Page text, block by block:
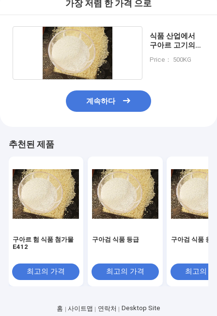
가장 저렴 한 가격 으로
식품 산업에서
구아르 고기의
Price： 500KG
계속하다
추천된 제품
구아르 험 식품 첨가물
E412
최고의 가격
구아검 식품 등급
최고의 가격
구아검 식품 응
최고의
홈 사이트맵 연락처
Desktop Site